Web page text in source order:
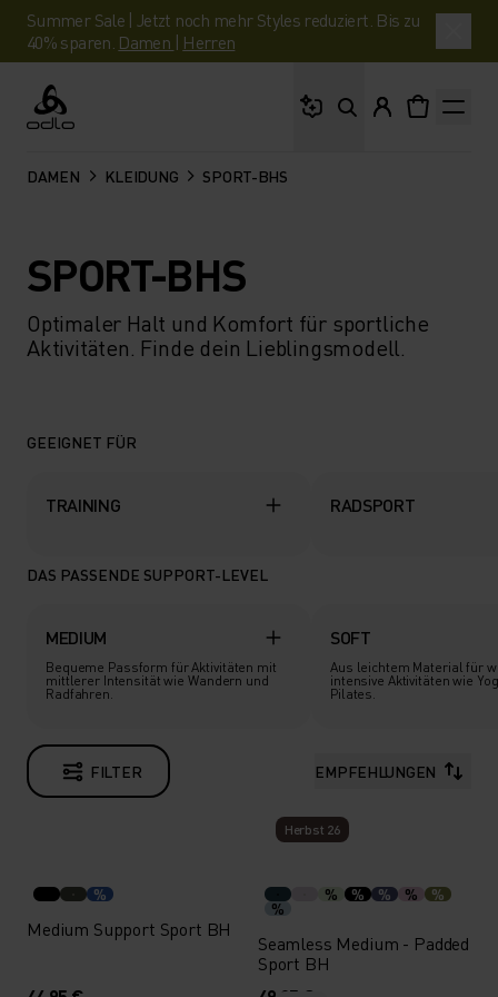
Summer Sale | Jetzt noch mehr Styles reduziert. Bis zu
40% sparen. Damen | Herren
Odlo
DAMEN KLEIDUNG SPORT-BHS
SPORT-BHS
Optimaler Halt und Komfort für sportliche
Aktivitäten. Finde dein Lieblingsmodell.
GEEIGNET FÜR
TRAINING RADSPORT
DAS PASSENDE SUPPORT-LEVEL
MEDIUM
Bequeme Passform für Aktivitäten mit
mittlerer Intensität wie Wandern und
Radfahren.
SOFT
Aus leichtem Material für
intensive Aktivitäten wie
Pilates.
FILTER EMPFEHLUNGEN
%
Medium Support Sport BH
Herbst 26
% % % % %
%
Seamless Medium - Padded
Sport BH